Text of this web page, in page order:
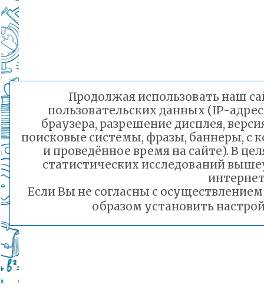
Продолжая использовать наш
пользовательских данных (IP-
браузера, разрешение дисплея,
поисковые системы, фразы, баннеры, с
и проведённое время на сайте). В
статистических исследований
Если Вы не согласны с
образом установить